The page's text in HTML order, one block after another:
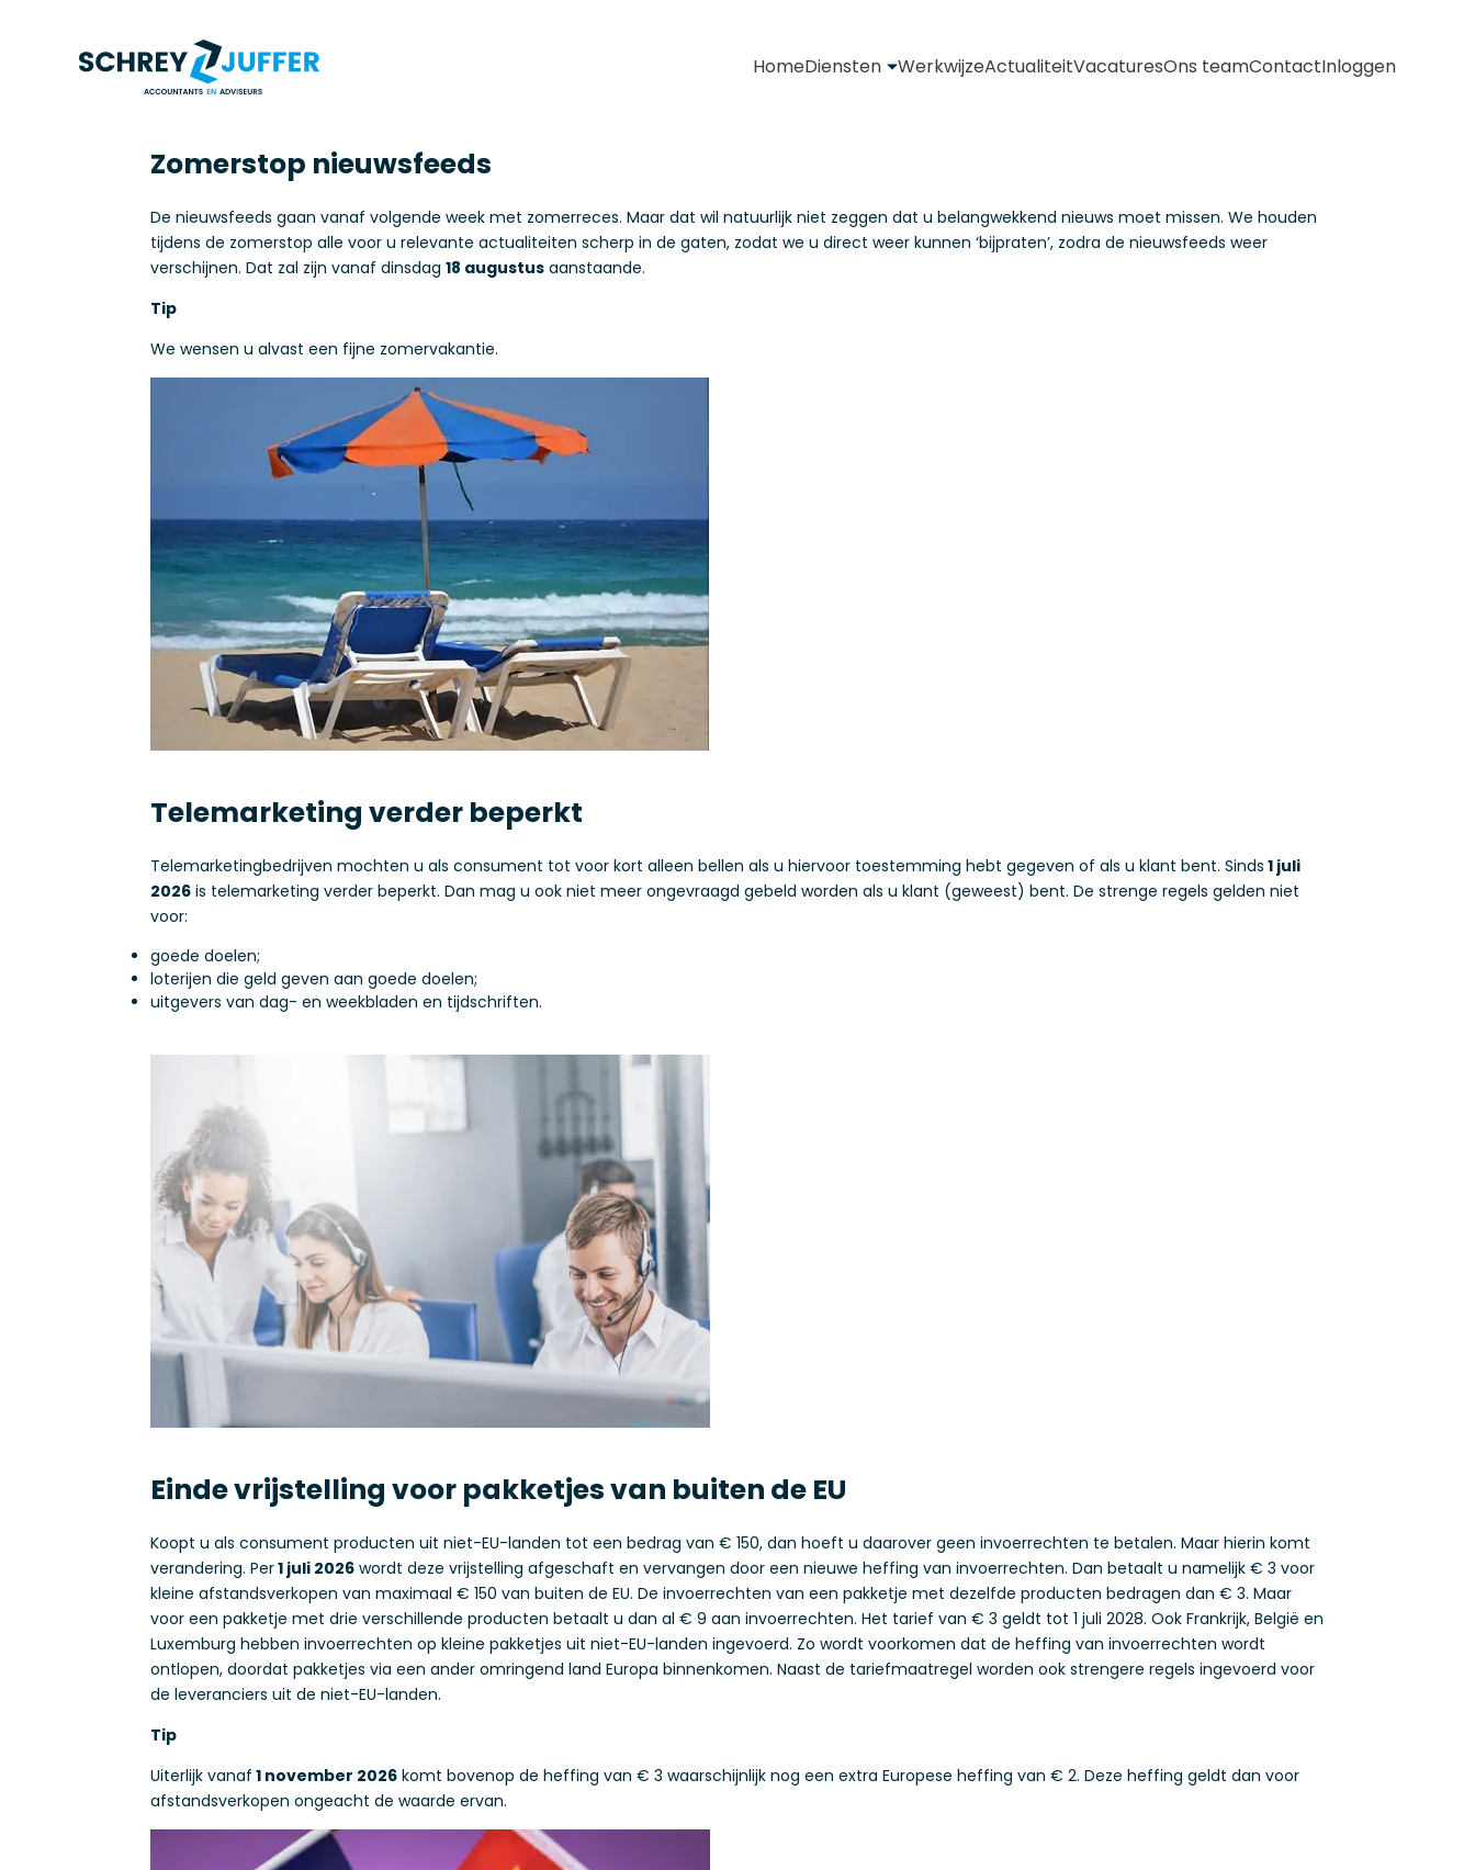
HomeDiensten WerkwijzeActualiteitVacaturesOns teamContactInloggen
Zomerstop nieuwsfeeds
De nieuwsfeeds gaan vanaf volgende week met zomerreces. Maar dat wil natuurlijk niet zeggen dat u belangwekkend nieuws moet missen. We houden
tijdens de zomerstop alle voor u relevante actualiteiten scherp in de gaten, zodat we u direct weer kunnen ‘bijpraten’, zodra de nieuwsfeeds weer
verschijnen. Dat zal zijn vanaf dinsdag 18 augustus aanstaande.
Tip
We wensen u alvast een fijne zomervakantie.
Telemarketing verder beperkt
Telemarketingbedrijven mochten u als consument tot voor kort alleen bellen als u hiervoor toestemming hebt gegeven of als u klant bent. Sinds 1 juli
2026 is telemarketing verder beperkt. Dan mag u ook niet meer ongevraagd gebeld worden als u klant (geweest) bent. De strenge regels gelden niet
voor:
goede doelen;
loterijen die geld geven aan goede doelen;
uitgevers van dag- en weekbladen en tijdschriften.
Einde vrijstelling voor pakketjes van buiten de EU
Koopt u als consument producten uit niet-EU-landen tot een bedrag van € 150, dan hoeft u daarover geen invoerrechten te betalen. Maar hierin komt
verandering. Per1 juli 2026 wordt deze vrijstelling afgeschaft en vervangen door een nieuwe heffing van invoerrechten. Dan betaalt u namelijk € 3 voor
kleine afstandsverkopen van maximaal € 150 van buiten de EU. De invoerrechten van een pakketje met dezelfde producten bedragen dan € 3. Maar
voor een pakketje met drie verschillende producten betaalt u dan al € 9 aan invoerrechten. Het tarief van € 3 geldt tot 1 juli 2028. Ook Frankrijk, België en
Luxemburg hebben invoerrechten op kleine pakketjes uit niet-EU-landen ingevoerd. Zo wordt voorkomen dat de heffing van invoerrechten wordt
ontlopen, doordat pakketjes via een ander omringend land Europa binnenkomen. Naast de tariefmaatregel worden ook strengere regels ingevoerd voor
de leveranciers uit de niet-EU-landen.
Tip
Uiterlijk vanaf 1 november 2026 komt bovenop de heffing van € 3 waarschijnlijk nog een extra Europese heffing van € 2. Deze heffing geldt dan voor
afstandsverkopen ongeacht de waarde ervan.